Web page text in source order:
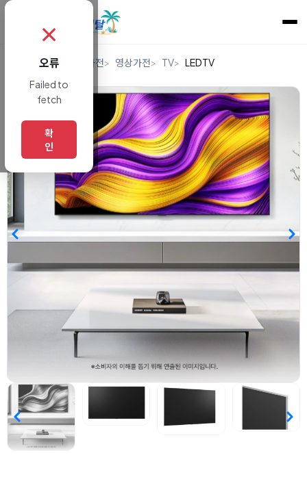
렌탈 디지털/가전 영상가전 TV LEDTV
✗
오류
Failed to
fetch
확
인